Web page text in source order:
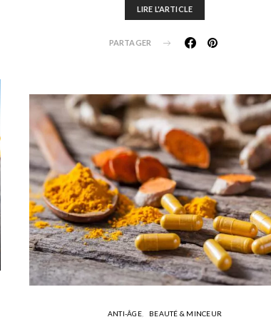
LIRE L'ARTICLE
PARTAGER
ANTI-ÂGE BEAUTÉ & MINCEUR